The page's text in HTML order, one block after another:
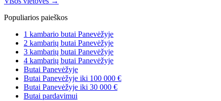
Populiarios paieškos
1 kambario butai Panevėžyje
2 kambarių butai Panevėžyje
3 kambarių butai Panevėžyje
4 kambarių butai Panevėžyje
Butai Panevėžyje
Butai Panevėžyje iki 100 000 €
Butai Panevėžyje iki 30 000 €
Butai pardavimui